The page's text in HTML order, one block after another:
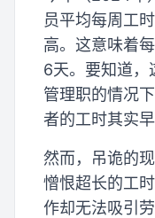
员平均每周工
高。这意味着
6天。要知道，
管理职的情况
者的工时其实
然而，吊诡的
憎恨超长的工
作却无法吸引